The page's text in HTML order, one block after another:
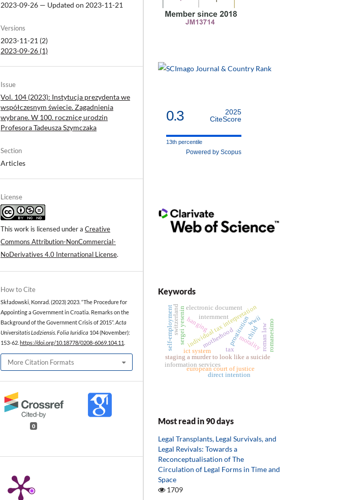
2023-09-26 — Updated on 2023-11-21
Versions
2023-11-21 (2)
2023-09-26 (1)
Issue
Vol. 104 (2023): Instytucja prezydenta we
współczesnym świecie. Zagadnienia
wybrane. W 100. rocznicę urodzin
Profesora Tadeusza Szymczaka
Section
Articles
License
This work is licensed under a Creative
Commons Attribution-NonCommercial-
NoDerivatives 4.0 International License.
How to Cite
Składowski, Konrad. (2023) 2023. “The Procedure for
Appointing a Government in Croatia. Remarks on the
Background of the Government Crisis of 2015”. Acta
Universitatis Lodziensis. Folia Iuridica 104 (November):
153-62. https://doi.org/10.18778/0208-6069.104.11
More Citation Formats
0
0.3
2025
CiteScore
13th percentile
Powered by Scopus
Keywords
prostitution
tax
individual tax interpretation
morality
sergei yesenin
staging a murder to look like a suicide
hanging child
motherhood
information services
ict system
electronic document
european court of justice
direct intention
wwii
internment
switzerland
self-employment roman lawromanesimo
Most read in 90 days
Legal Transplants, Legal Survivals, and
Legal Revivals: Towards a
Reconceptualisation of The
Circulation of Legal Forms in Time and
Space
1709